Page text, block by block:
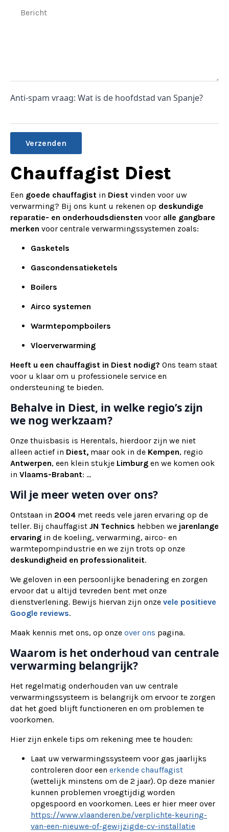
Anti-spam vraag: Wat is de hoofdstad van Spanje?
Alternative:
Chauffagist Diest
Een goede chauffagist in Diest vinden voor uw
verwarming? Bij ons kunt u rekenen op deskundige
reparatie- en onderhoudsdiensten voor alle gangbare
merken voor centrale verwarmingssystemen zoals:
Gasketels
Gascondensatieketels
Boilers
Airco systemen
Warmtepompboilers
Vloerverwarming
Heeft u een chauffagist in Diest nodig? Ons team staat
voor u klaar om u professionele service en
ondersteuning te bieden.
Behalve in Diest, in welke regio’s zijn
we nog werkzaam?
Onze thuisbasis is Herentals, hierdoor zijn we niet
alleen actief in Diest, maar ook in de Kempen, regio
Antwerpen, een klein stukje Limburg en we komen ook
in Vlaams-Brabant: ...
Wil je meer weten over ons?
Ontstaan in 2004 met reeds vele jaren ervaring op de
teller. Bij chauffagist JN Technics hebben we jarenlange
ervaring in de koeling, verwarming, airco- en
warmtepompindustrie en we zijn trots op onze
deskundigheid en professionaliteit.
We geloven in een persoonlijke benadering en zorgen
ervoor dat u altijd tevreden bent met onze
dienstverlening. Bewijs hiervan zijn onze vele positieve
Google reviews.
Maak kennis met ons, op onze over ons pagina.
Waarom is het onderhoud van centrale
verwarming belangrijk?
Het regelmatig onderhouden van uw centrale
verwarmingssysteem is belangrijk om ervoor te zorgen
dat het goed blijft functioneren en om problemen te
voorkomen.
Hier zijn enkele tips om rekening mee te houden:
Laat uw verwarmingssysteem voor gas jaarlijks
controleren door een erkende chauffagist
(wettelijk minstens om de 2 jaar). Op deze manier
kunnen problemen vroegtijdig worden
opgespoord en voorkomen. Lees er hier meer over
https://www.vlaanderen.be/verplichte-keuring-
van-een-nieuwe-of-gewijzigde-cv-installatie